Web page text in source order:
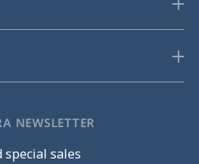
NEWSLETTER
special sales